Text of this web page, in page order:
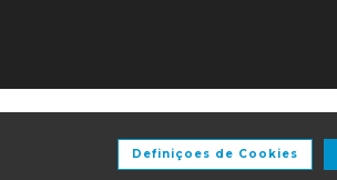
Definiçoes de Cookies